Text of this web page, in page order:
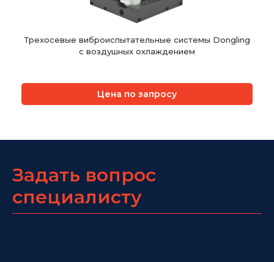
Трехосевые виброиспытательные системы Dongling
с воздушных охлаждением
Цена по запросу
Задать вопрос
специалисту